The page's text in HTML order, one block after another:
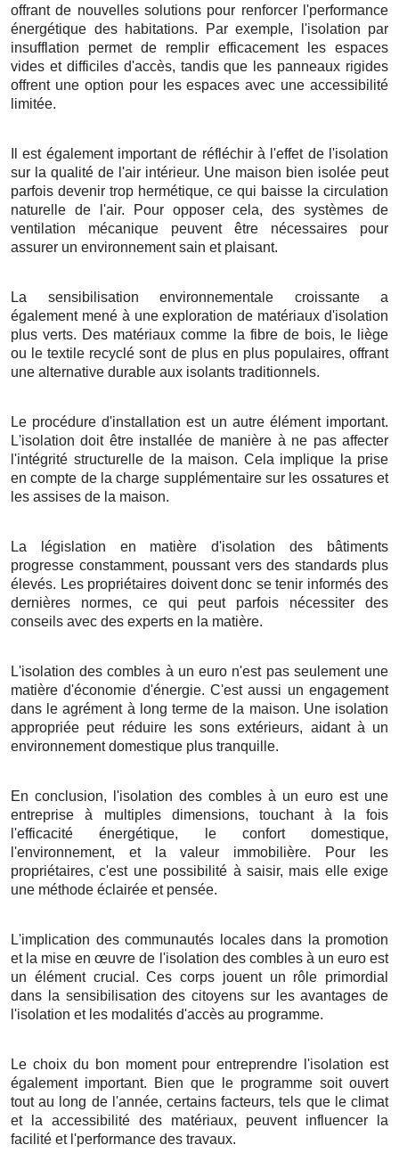
offrant de nouvelles solutions pour renforcer l'performance
énergétique des habitations. Par exemple, l'isolation par
insufflation permet de remplir efficacement les espaces
vides et difficiles d'accès, tandis que les panneaux rigides
offrent une option pour les espaces avec une accessibilité
limitée.
Il est également important de réfléchir à l'effet de l'isolation
sur la qualité de l'air intérieur. Une maison bien isolée peut
parfois devenir trop hermétique, ce qui baisse la circulation
naturelle de l'air. Pour opposer cela, des systèmes de
ventilation mécanique peuvent être nécessaires pour
assurer un environnement sain et plaisant.
La sensibilisation environnementale croissante a
également mené à une exploration de matériaux d'isolation
plus verts. Des matériaux comme la fibre de bois, le liège
ou le textile recyclé sont de plus en plus populaires, offrant
une alternative durable aux isolants traditionnels.
Le procédure d'installation est un autre élément important.
L'isolation doit être installée de manière à ne pas affecter
l'intégrité structurelle de la maison. Cela implique la prise
en compte de la charge supplémentaire sur les ossatures et
les assises de la maison.
La législation en matière d'isolation des bâtiments
progresse constamment, poussant vers des standards plus
élevés. Les propriétaires doivent donc se tenir informés des
dernières normes, ce qui peut parfois nécessiter des
conseils avec des experts en la matière.
L'isolation des combles à un euro n'est pas seulement une
matière d'économie d'énergie. C'est aussi un engagement
dans le agrément à long terme de la maison. Une isolation
appropriée peut réduire les sons extérieurs, aidant à un
environnement domestique plus tranquille.
En conclusion, l'isolation des combles à un euro est une
entreprise à multiples dimensions, touchant à la fois
l'efficacité énergétique, le confort domestique,
l'environnement, et la valeur immobilière. Pour les
propriétaires, c'est une possibilité à saisir, mais elle exige
une méthode éclairée et pensée.
L'implication des communautés locales dans la promotion
et la mise en œuvre de l'isolation des combles à un euro est
un élément crucial. Ces corps jouent un rôle primordial
dans la sensibilisation des citoyens sur les avantages de
l'isolation et les modalités d'accès au programme.
Le choix du bon moment pour entreprendre l'isolation est
également important. Bien que le programme soit ouvert
tout au long de l'année, certains facteurs, tels que le climat
et la accessibilité des matériaux, peuvent influencer la
facilité et l'performance des travaux.